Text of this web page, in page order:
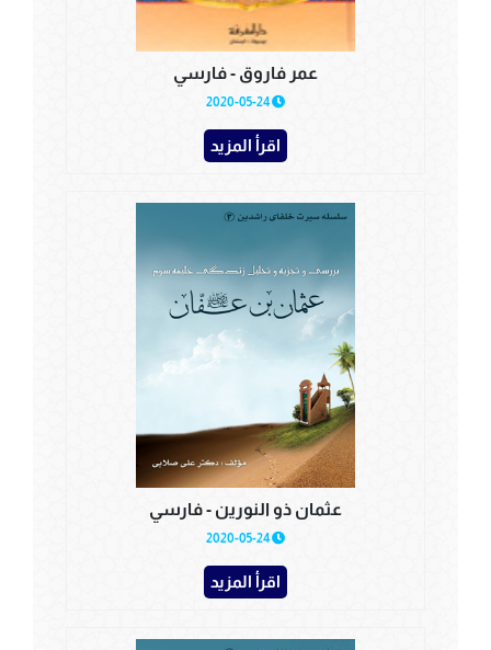
عمر فاروق - فارسي
2020-05-24
اقرأ المزيد
عثمان ذو النورين - فارسي
2020-05-24
اقرأ المزيد